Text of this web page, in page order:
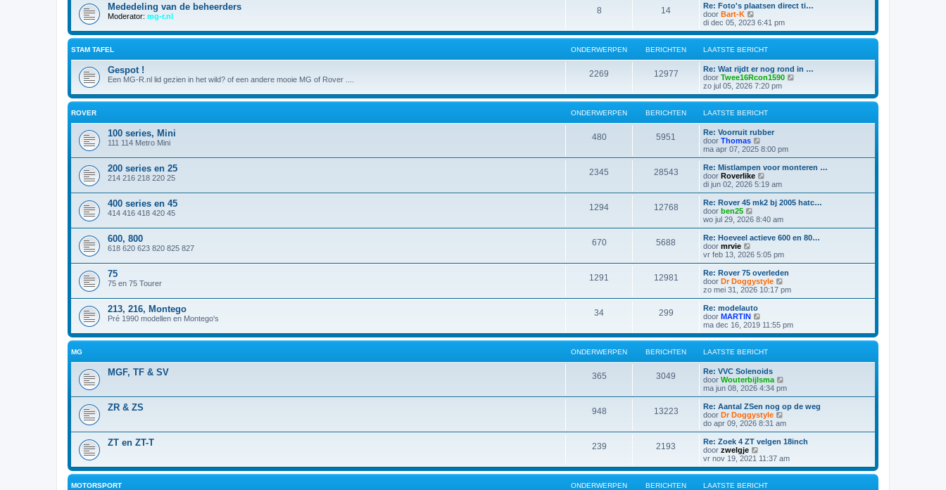
j
k
l
a
t
s
t
e
b
e
r
i
h
t
Mededeling van de beheerders
Moderator: mg-r.nl
8 14
Re: Foto's plaatsen direct ti…
door Bart-K
e
k
i
j
a
a
t
s
e
b
e
r
i
c
h
t
di dec 05, 2023 6:41 pm
STAM TAFEL ONDERWERPEN BERICHTEN LAATSTE BERICHT
Gespot !
Een MG-R.nl lid gezien in het wild? of een andere mooie MG of Rover ....
2269 12977
Re: Wat rijdt er nog rond in …
door Twee16Rcon1590
k
i
s
t
e
r
h
t
zo jul 05, 2026 7:20 pm
ROVER ONDERWERPEN BERICHTEN LAATSTE BERICHT
100 series, Mini
111 114 Metro Mini
480 5951
Re: Voorruit rubber
door Thomas
e
k
j
k
a
a
s
e
e
r
i
c
h
t
ma apr 07, 2025 8:00 pm
200 series en 25
214 216 218 220 25
2345 28543
Re: Mistlampen voor monteren …
door Roverlike
e
k
i
k
a
t
s
e
b
e
r
h
t
di jun 02, 2026 5:19 am
400 series en 45
414 416 418 420 45
1294 12768
Re: Rover 45 mk2 bj 2005 hatc…
door ben25
e
k
i
k
a
t
s
e
b
e
r
c
h
t
wo jul 29, 2026 8:40 am
600, 800
618 620 623 820 825 827
670 5688
Re: Hoeveel actieve 600 en 80…
door mrvie
e
k
i
j
k
a
a
t
s
t
b
e
r
i
c
h
t
vr feb 13, 2026 5:05 pm
75
75 en 75 Tourer
1291 12981
Re: Rover 75 overleden
door Dr Doggystyle
e
k
k
l
a
s
b
e
r
c
h
t
zo mei 31, 2026 10:17 pm
213, 216, Montego
Pré 1990 modellen en Montego's
34 299
Re: modelauto
door MARTIN
e
k
i
j
a
a
t
s
t
e
b
e
r
c
h
t
ma dec 16, 2019 11:55 pm
MG ONDERWERPEN BERICHTEN LAATSTE BERICHT
MGF, TF & SV 365 3049
Re: VVC Solenoids
door Wouterbijlsma
e
k
i
k
a
a
s
t
ma jun 08, 2026 4:34 pm
ZR & ZS 948 13223
Re: Aantal ZSen nog op de weg
door Dr Doggystyle
e
k
i
k
a
do apr 09, 2026 8:31 am
ZT en ZT-T 239 2193
Re: Zoek 4 ZT velgen 18inch
door zwelgje
e
k
i
j
vr nov 19, 2021 11:37 am
MOTORSPORT ONDERWERPEN BERICHTEN LAATSTE BERICHT